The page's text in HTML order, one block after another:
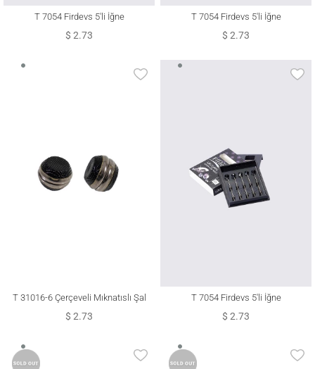
T 7054 Firdevs 5′li İğne
$ 2.73
T 7054 Firdevs 5′li İğne
$ 2.73
T 31016-6 Çerçeveli Mıknatıslı Şal
Eşarp Klipsi
$ 2.73
T 7054 Firdevs 5′li İğne
$ 2.73